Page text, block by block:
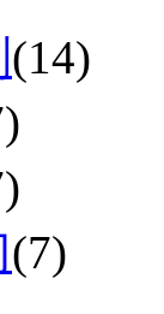
(14)
)
)
(7)